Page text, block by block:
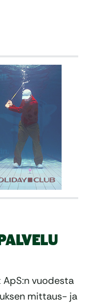
ApS:n vuodesta
mittaus- ja